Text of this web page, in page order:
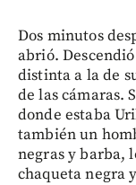
Dos minutos
abrió.
distinta a la de
de las cámaras.
donde estaba
también un
negras y barba,
chaqueta negra